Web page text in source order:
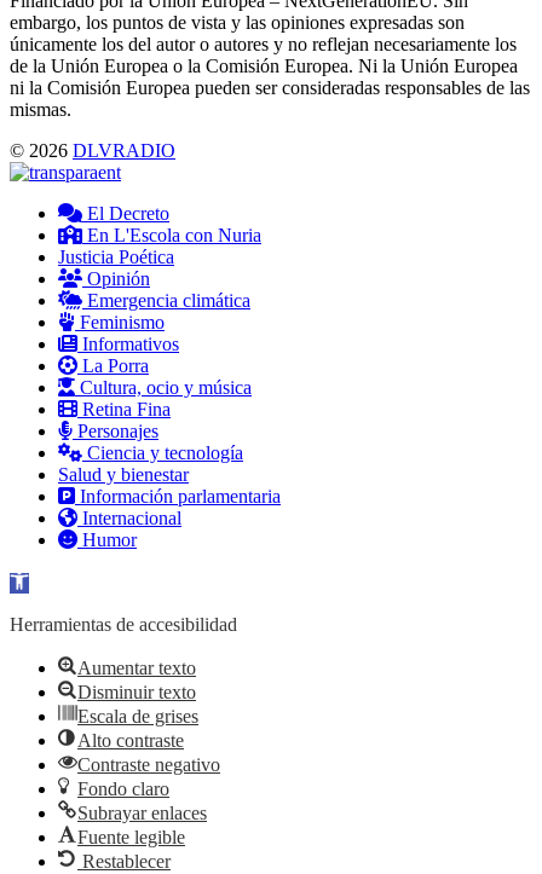
embargo, los puntos de vista y las opiniones expresadas son
únicamente los del autor o autores y no reflejan necesariamente los
de la Unión Europea o la Comisión Europea. Ni la Unión Europea
ni la Comisión Europea pueden ser consideradas responsables de las
mismas.
© 2026 DLVRADIO
El Decreto
En L'Escola con Nuria
Justicia Poética
Opinión
Emergencia climática
Feminismo
Informativos
La Porra
Cultura, ocio y música
Retina Fina
Personajes
Ciencia y tecnología
Salud y bienestar
Información parlamentaria
Internacional
Humor
Abrir barra de herramientas
Herramientas de accesibilidad
Aumentar texto
Disminuir texto
Escala de grises
Alto contraste
Contraste negativo
Fondo claro
Subrayar enlaces
Fuente legible
Restablecer